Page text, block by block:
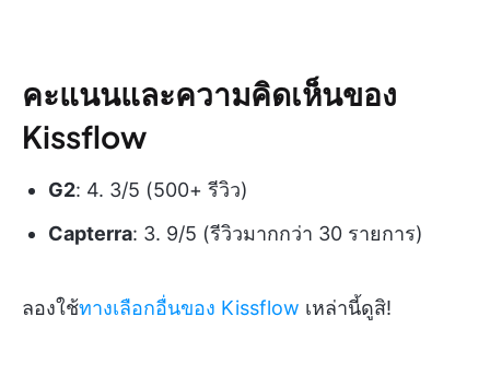
คะแนนและความคิดเห็นของ
Kissflow
G2: 4. 3/5 (500+ รีวิว)
Capterra: 3. 9/5 (รีวิวมากกว่า 30 รายการ)
ลองใช้ทางเลือกอื่นของ Kissflow เหล่านี้ดูสิ!